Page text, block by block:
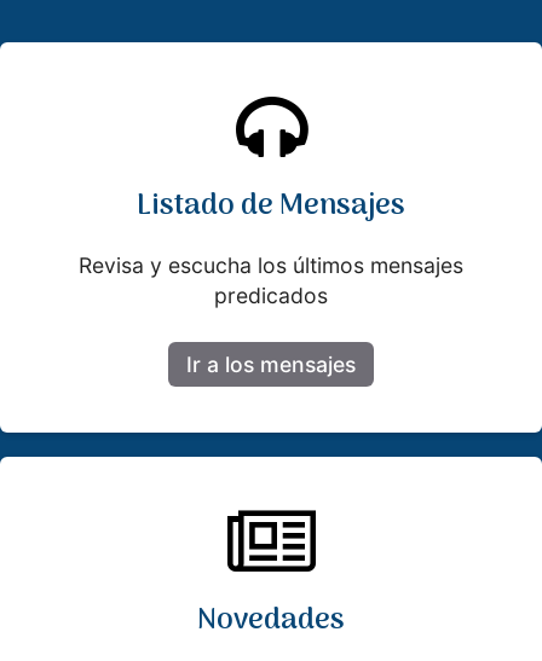
Listado de Mensajes
Revisa y escucha los últimos mensajes
predicados
Ir a los mensajes
Novedades